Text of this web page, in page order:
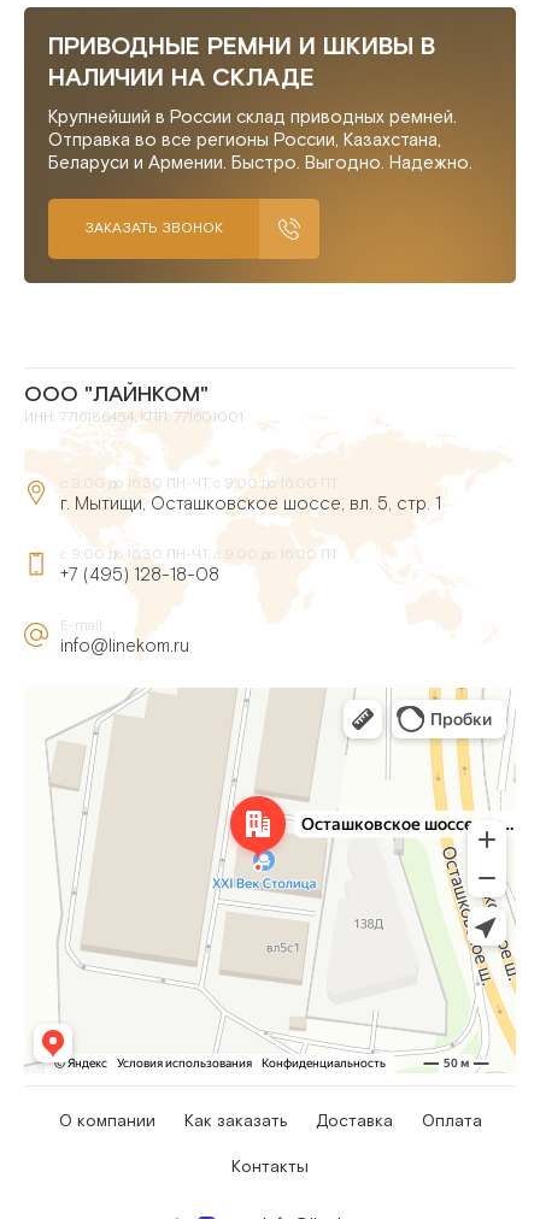
ПРИВОДНЫЕ РЕМНИ И ШКИВЫ В
НАЛИЧИИ НА СКЛАДЕ
Крупнейший в России склад приводных ремней.
Отправка во все регионы России, Казахстана,
Беларуси и Армении. Быстро. Выгодно. Надежно.
ЗАКАЗАТЬ ЗВОНОК
ООО "ЛАЙНКОМ"
ИНН: 7716186454, КПП: 771601001
с 9:00 до 16:30 ПН-ЧТ, с 9:00 до 16:00 ПТ
г. Мытищи, Осташковское шоссе, вл. 5, стр. 1
с 9:00 до 16:30 ПН-ЧТ, с 9:00 до 16:00 ПТ
+7 (495) 128-18-08
E-mail
info@linekom.ru
О компании Как заказать Доставка Оплата
Контакты